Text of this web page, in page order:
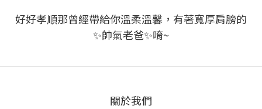
好好孝順那曾經帶給你溫柔溫馨，有著寬厚肩膀的
✨帥氣老爸✨唷~
關於我們